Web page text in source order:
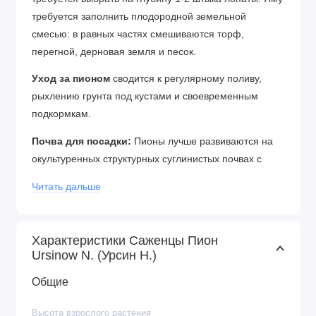
требуется заполнить плодородной земельной
смесью: в равных частях смешиваются торф,
перегной, дерновая земля и песок.
Уход за пионом сводится к регулярному поливу,
рыхлению грунта под кустами и своевременным
подкормкам.
Почва для посадки: Пионы лучше развиваются на
окультуренных структурных суглинистых почвах с
слабокислой реакции почвенного раствора (рН 5,5–
удобрений добавляют крупнозернистый песок. На
супесчаных почвах обязательно добавляют глину.
Почва для пионов должна быть плодородной,
Читать дальше
Характеристики Саженцы Пион
Ursinow N. (Урсин Н.)
Общие
Высота взрослого растения